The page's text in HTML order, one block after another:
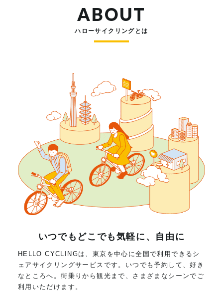
ABOUT
ハローサイクリングとは
いつでもどこでも気軽に、自由に
HELLO CYCLINGは、東京を中心に全国で利用できるシ
ェアサイクリングサービスです。いつでも予約して、好き
なところへ。街乗りから観光まで、さまざまなシーンでご
利用いただけます。